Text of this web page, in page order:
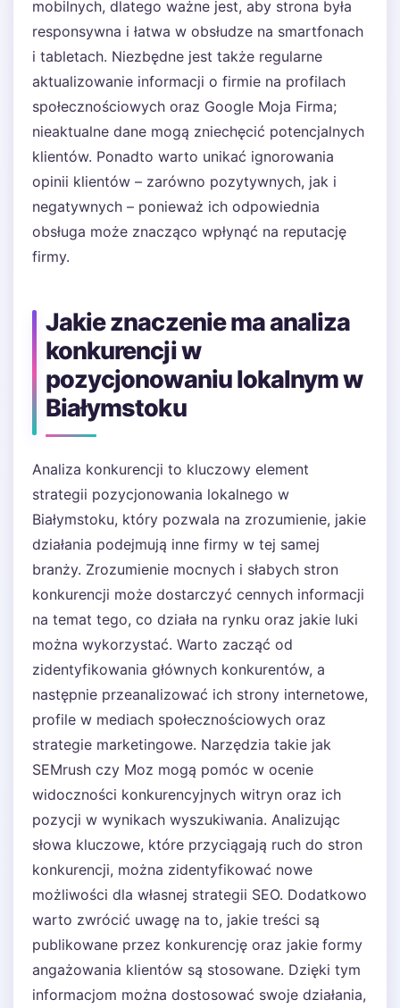
mobilnych, dlatego ważne jest, aby strona była
responsywna i łatwa w obsłudze na smartfonach
i tabletach. Niezbędne jest także regularne
aktualizowanie informacji o firmie na profilach
społecznościowych oraz Google Moja Firma;
nieaktualne dane mogą zniechęcić potencjalnych
klientów. Ponadto warto unikać ignorowania
opinii klientów – zarówno pozytywnych, jak i
negatywnych – ponieważ ich odpowiednia
obsługa może znacząco wpłynąć na reputację
firmy.
Jakie znaczenie ma analiza
konkurencji w
pozycjonowaniu lokalnym w
Białymstoku
Analiza konkurencji to kluczowy element
strategii pozycjonowania lokalnego w
Białymstoku, który pozwala na zrozumienie, jakie
działania podejmują inne firmy w tej samej
branży. Zrozumienie mocnych i słabych stron
konkurencji może dostarczyć cennych informacji
na temat tego, co działa na rynku oraz jakie luki
można wykorzystać. Warto zacząć od
zidentyfikowania głównych konkurentów, a
następnie przeanalizować ich strony internetowe,
profile w mediach społecznościowych oraz
strategie marketingowe. Narzędzia takie jak
SEMrush czy Moz mogą pomóc w ocenie
widoczności konkurencyjnych witryn oraz ich
pozycji w wynikach wyszukiwania. Analizując
słowa kluczowe, które przyciągają ruch do stron
konkurencji, można zidentyfikować nowe
możliwości dla własnej strategii SEO. Dodatkowo
warto zwrócić uwagę na to, jakie treści są
publikowane przez konkurencję oraz jakie formy
angażowania klientów są stosowane. Dzięki tym
informacjom można dostosować swoje działania,